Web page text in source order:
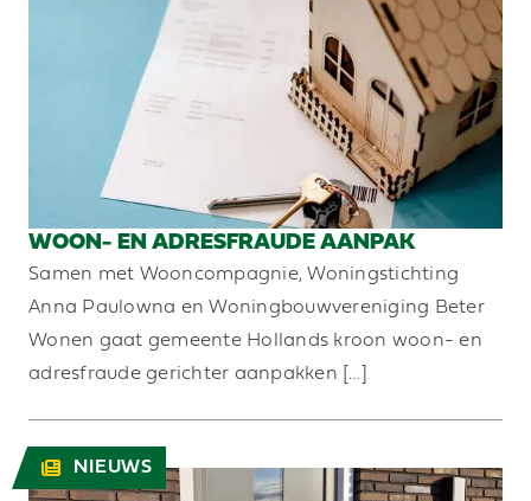
WOON- EN ADRESFRAUDE AANPAK
Samen met Wooncompagnie, Woningstichting
Anna Paulowna en Woningbouwvereniging Beter
Wonen gaat gemeente Hollands kroon woon- en
adresfraude gerichter aanpakken […]
NIEUWS